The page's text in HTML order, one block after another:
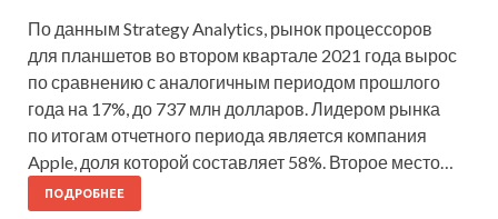
По данным Strategy Analytics, рынок процессоров
для планшетов во втором квартале 2021 года вырос
по сравнению с аналогичным периодом прошлого
года на 17%, до 737 млн долларов. Лидером рынка
по итогам отчетного периода является компания
Apple, доля которой составляет 58%. Второе место…
ПОДРОБНЕЕ